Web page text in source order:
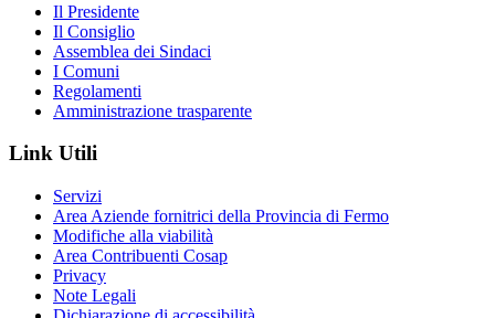
Il Presidente
Il Consiglio
Assemblea dei Sindaci
I Comuni
Regolamenti
Amministrazione trasparente
Link Utili
Servizi
Area Aziende fornitrici della Provincia di Fermo
Modifiche alla viabilità
Area Contribuenti Cosap
Privacy
Note Legali